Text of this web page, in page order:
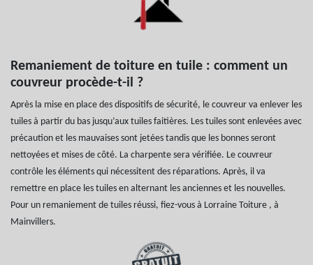
Remaniement de toiture en tuile : comment un
couvreur procède-t-il ?
Après la mise en place des dispositifs de sécurité, le couvreur va enlever les
tuiles à partir du bas jusqu’aux tuiles faitières. Les tuiles sont enlevées avec
précaution et les mauvaises sont jetées tandis que les bonnes seront
nettoyées et mises de côté. La charpente sera vérifiée. Le couvreur
contrôle les éléments qui nécessitent des réparations. Après, il va
remettre en place les tuiles en alternant les anciennes et les nouvelles.
Pour un remaniement de tuiles réussi, fiez-vous à Lorraine Toiture , à
Mainvillers.